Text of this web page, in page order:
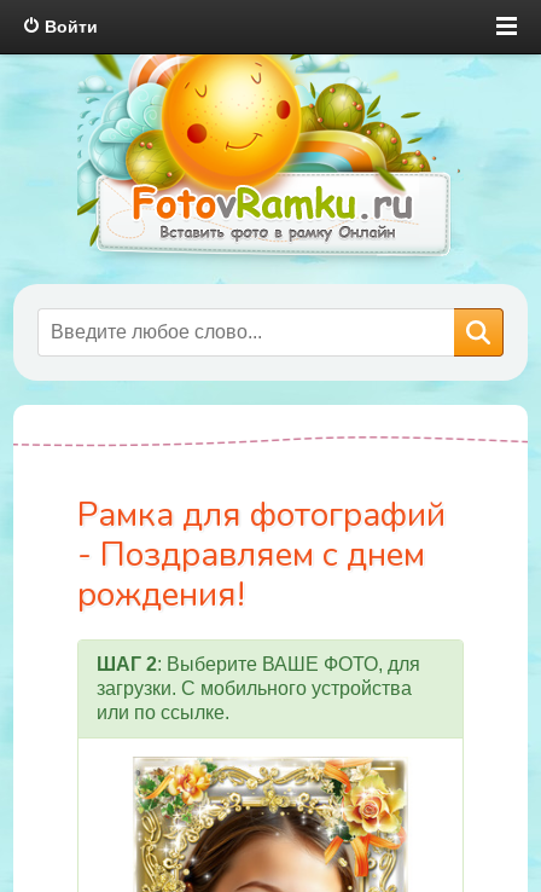
Войти
Рамка для фотографий
- Поздравляем с днем
рождения!
ШАГ 2: Выберите ВАШЕ ФОТО, для
загрузки. С мобильного устройства
или по ссылке.